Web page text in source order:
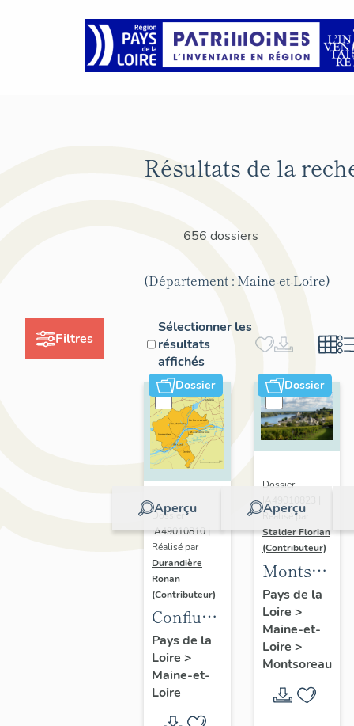
Filtres
Résultats de la
656 dossiers
(Département : Maine-et-Loire)
Sélectionner les
résultats
affichés
Dossier
Aperçu
Dossier
IA49010810 |
Réalisé par
Durandière
Ronan
(Contributeur)
Confluence
Maine-
Loire :
présentation
Pays de la
Loire >
Maine-et-
Loire
Dossier
Aperçu
Dossier
IA49010823 |
Réalisé par
Stalder Florian
(Contributeur)
Montsoreau
:
de la
commune
Pays de la
Loire >
Maine-et-
Loire >
Montsoreau